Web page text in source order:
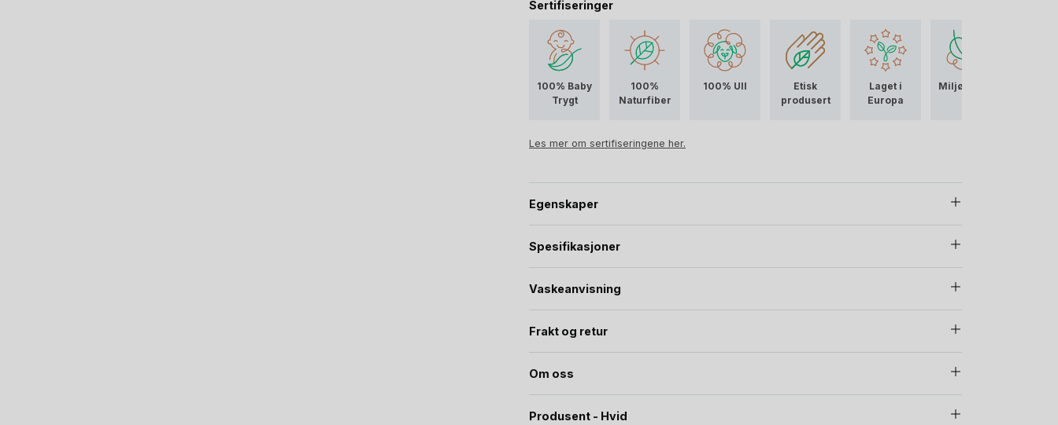
På utkikk etter en unik gave til nyfødt? Sjekk ut hele merinoull baby kolleksjonen
til Hvid og finn din favoritt! Virkelig beste ull til nyfødt, snakker fra erfaring
Så
her kan du sette sammen et perfekt Hentesett Baby i beste, naturlig Ull.
Sertifiseringer
100% Baby
Trygt
100%
Naturfiber
100% Ull
Etisk
produsert
Laget i
Europa
Miljøvennli
Les mer om sertifiseringene her.
Egenskaper
Spesifikasjoner
Vaskeanvisning
Frakt og retur
Om oss
Produsent - Hvid